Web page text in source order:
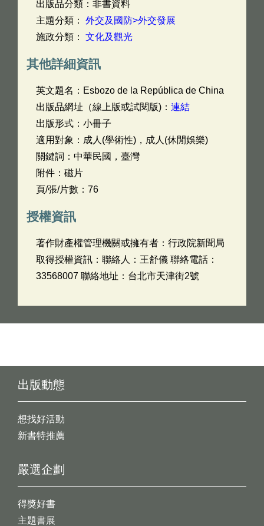
出版品分類：非書資料
主題分類： 外交及國防>外交發展
施政分類： 文化及觀光
其他詳細資訊
英文題名： Esbozo de la República de China
出版品網址（線上版或試閱版)： 連結
出版形式：小冊子
適用對象：成人(學術性)，成人(休閒娛樂)
關鍵詞：中華民國，臺灣
附件：磁片
頁/張/片數：76
授權資訊
著作財產權管理機關或擁有者：行政院新聞局
取得授權資訊：聯絡人：王舒儀 聯絡電話：
33568007 聯絡地址：台北市天津街2號
出版動態
想找好活動
新書特推薦
嚴選企劃
得獎好書
主題書展